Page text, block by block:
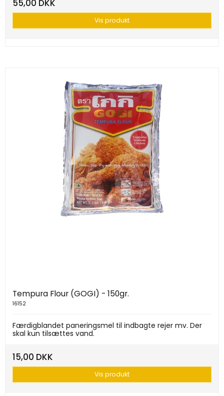
55,00 DKK
Vis produkt
Tempura Flour (GOGI) - 150gr.
16152
Færdigblandet paneringsmel til indbagte rejer mv. Der
skal kun tilsættes vand.
15,00 DKK
Vis produkt